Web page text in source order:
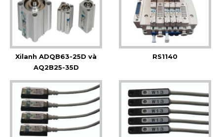
Xilanh ADQB63-25D và
AQ2B25-35D
RS1140